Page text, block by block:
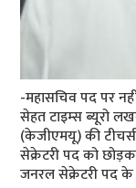
-महासचिव पद पर
सेहत टाइम्‍स ब्‍यूरो
(केजीएमयू) की
सेक्रेटरी पद को
जनरल सेक्रेटरी पद